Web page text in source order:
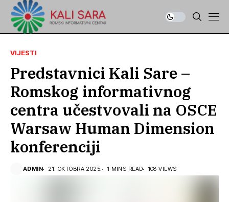
VIJESTI
Predstavnici Kali Sare –
Romskog informativnog
centra učestvovali na OSCE
Warsaw Human Dimension
konferenciji
ADMIN 21. OKTOBRA 2025. 1 MINS READ 108 VIEWS